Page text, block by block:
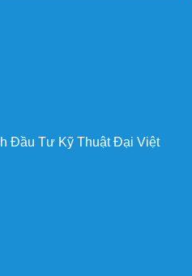
Đầu Tư Kỹ Thuật Đại Việt